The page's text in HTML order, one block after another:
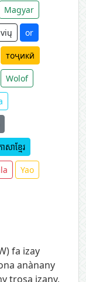
Magyar
or
тоҷикӣ
Wolof
សាខ្មែរ
Yao
fa izay
anànany
trosa izany,